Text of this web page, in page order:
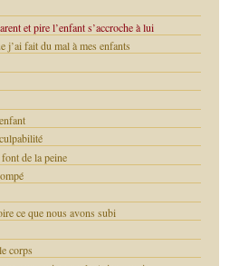
et pire l’enfant s’accroche à lui
j’ai fait du mal à mes enfants
de la peine
ce que nous avons subi
corps